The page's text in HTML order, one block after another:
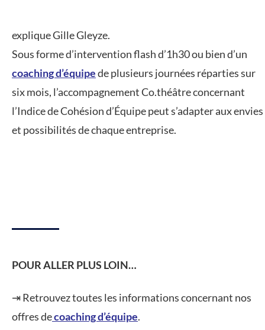
explique Gille Gleyze.
Sous forme d’intervention flash d’1h30 ou bien d’un
coaching d’équipede plusieurs journées réparties sur
six mois, l’accompagnement Co.théâtre concernant
l’Indice de Cohésion d’Équipe peut s’adapter aux envies
et possibilités de chaque entreprise.
POUR ALLER PLUS LOIN…
⇥ Retrouvez toutes les informations concernant nos
offres decoaching d’équipe.